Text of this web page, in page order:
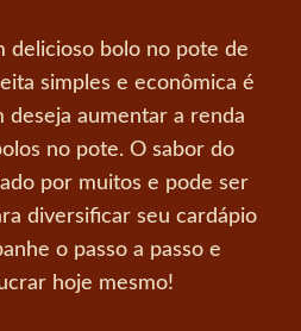
delicioso bolo no pote de
simples e econômica é
deseja aumentar a renda
no pote. O sabor do
por muitos e pode ser
diversificar seu cardápio
o passo a passo e
hoje mesmo!